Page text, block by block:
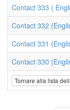
Contact 333 (
Contact 332
Contact 331
Contact 330
Tornare alla lista